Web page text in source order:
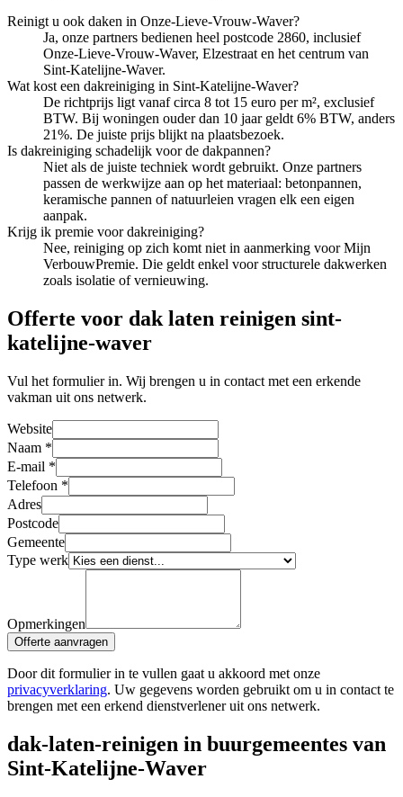
Reinigt u ook daken in Onze-Lieve-Vrouw-Waver?
Ja, onze partners bedienen heel postcode 2860, inclusief
Onze-Lieve-Vrouw-Waver, Elzestraat en het centrum van
Sint-Katelijne-Waver.
Wat kost een dakreiniging in Sint-Katelijne-Waver?
De richtprijs ligt vanaf circa 8 tot 15 euro per m², exclusief
BTW. Bij woningen ouder dan 10 jaar geldt 6% BTW, anders
21%. De juiste prijs blijkt na plaatsbezoek.
Is dakreiniging schadelijk voor de dakpannen?
Niet als de juiste techniek wordt gebruikt. Onze partners
passen de werkwijze aan op het materiaal: betonpannen,
keramische pannen of natuurleien vragen elk een eigen
aanpak.
Krijg ik premie voor dakreiniging?
Nee, reiniging op zich komt niet in aanmerking voor Mijn
VerbouwPremie. Die geldt enkel voor structurele dakwerken
zoals isolatie of vernieuwing.
Offerte voor dak laten reinigen sint-
katelijne-waver
Vul het formulier in. Wij brengen u in contact met een erkende
vakman uit ons netwerk.
Website
Naam *
E-mail *
Telefoon *
Adres
Postcode
Gemeente
Type werk
Opmerkingen
Offerte aanvragen
Door dit formulier in te vullen gaat u akkoord met onze
privacyverklaring. Uw gegevens worden gebruikt om u in contact te
brengen met een erkend dienstverlener uit ons netwerk.
dak-laten-reinigen in buurgemeentes van
Sint-Katelijne-Waver